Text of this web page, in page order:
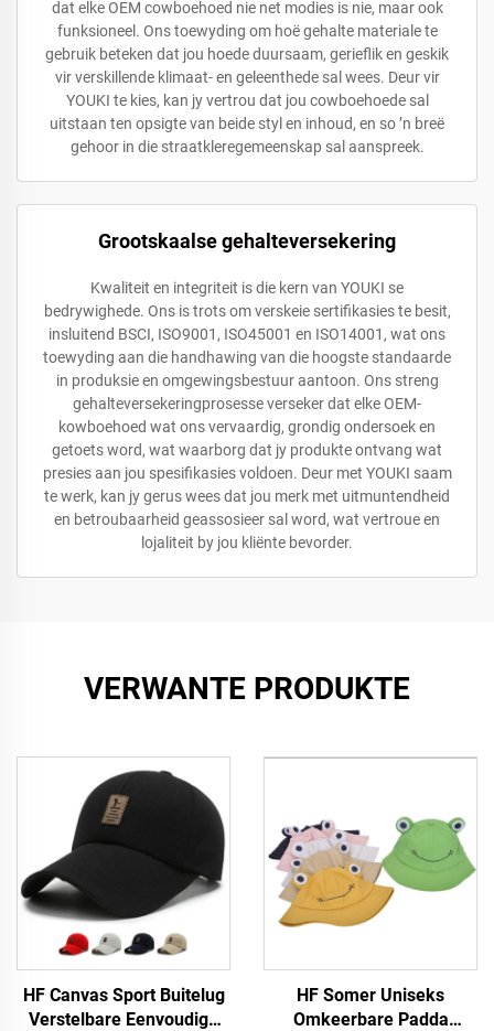
dat elke OEM cowboehoed nie net modies is nie, maar ook
funksioneel. Ons toewyding om hoë gehalte materiale te
gebruik beteken dat jou hoede duursaam, gerieflik en geskik
vir verskillende klimaat- en geleenthede sal wees. Deur vir
YOUKI te kies, kan jy vertrou dat jou cowboehoede sal
uitstaan ten opsigte van beide styl en inhoud, en so ’n breë
gehoor in die straatkleregemeenskap sal aanspreek.
Grootskaalse gehalteversekering
Kwaliteit en integriteit is die kern van YOUKI se
bedrywighede. Ons is trots om verskeie sertifikasies te besit,
insluitend BSCI, ISO9001, ISO45001 en ISO14001, wat ons
toewyding aan die handhawing van die hoogste standaarde
in produksie en omgewingsbestuur aantoon. Ons streng
gehalteversekeringprosesse verseker dat elke OEM-
kowboehoed wat ons vervaardig, grondig ondersoek en
getoets word, wat waarborg dat jy produkte ontvang wat
presies aan jou spesifikasies voldoen. Deur met YOUKI saam
te werk, kan jy gerus wees dat jou merk met uitmuntendheid
en betroubaarheid geassosieer sal word, wat vertroue en
lojaliteit by jou kliënte bevorder.
VERWANTE PRODUKTE
HF Canvas Sport Buitelug
Verstelbare Eenvoudige
HF Somer Uniseks
Omkeerbare Padda